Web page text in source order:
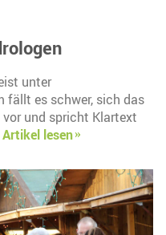
unter
fällt es schwer, sich das
und spricht Klartext
Artikel lesen